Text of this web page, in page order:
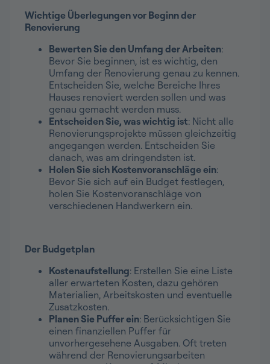
Wichtige Überlegungen vor Beginn der
Renovierung
Bewerten Sie den Umfang der Arbeiten:
Bevor Sie beginnen, ist es wichtig, den
Umfang der Renovierung genau zu kennen.
Entscheiden Sie, welche Bereiche Ihres
Hauses renoviert werden sollen und was
genau gemacht werden muss.
Entscheiden Sie, was wichtig ist: Nicht alle
Renovierungsprojekte müssen gleichzeitig
angegangen werden. Entscheiden Sie
danach, was am dringendsten ist.
Holen Sie sich Kostenvoranschläge ein:
Bevor Sie sich auf ein Budget festlegen,
holen Sie Kostenvoranschläge von
verschiedenen Handwerkern ein.
Der Budgetplan
Kostenaufstellung: Erstellen Sie eine Liste
aller erwarteten Kosten, dazu gehören
Materialien, Arbeitskosten und eventuelle
Zusatzkosten.
Planen Sie Puffer ein: Berücksichtigen Sie
einen finanziellen Puffer für
unvorhergesehene Ausgaben. Oft treten
während der Renovierungsarbeiten